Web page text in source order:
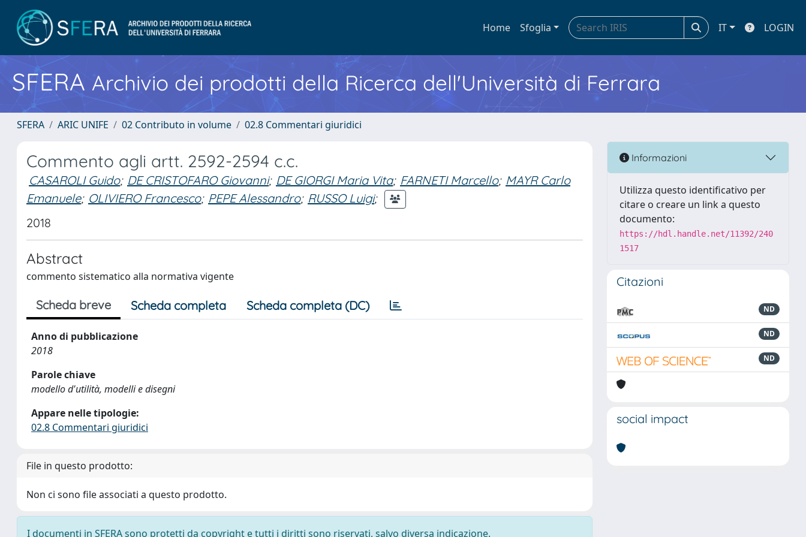
Home Sfoglia IT LOGIN
SFERA Archivio dei prodotti della Ricerca dell'Università di Ferrara
SFERA ARIC UNIFE 02 Contributo in volume 02.8 Commentari giuridici
Commento agli artt. 2592-2594 c.c.
CASAROLI Guido; DE CRISTOFARO Giovanni; DE GIORGI Maria Vita; FARNETI Marcello; MAYR Carlo
Emanuele; OLIVIERO Francesco; PEPE Alessandro; RUSSO Luigi;
2018
Abstract
commento sistematico alla normativa vigente
Scheda breve Scheda completa Scheda completa (DC)
Anno di pubblicazione
2018
Parole chiave
modello d'utilità, modelli e disegni
Appare nelle tipologie:
02.8 Commentari giuridici
File in questo prodotto:
Non ci sono file associati a questo prodotto.
I documenti in SFERA sono protetti da copyright e tutti i diritti sono riservati, salvo diversa indicazione.
Informazioni
Utilizza questo identificativo per
citare o creare un link a questo
documento:
https://hdl.handle.net/11392/240
1517
Citazioni
ND
ND
ND
social impact